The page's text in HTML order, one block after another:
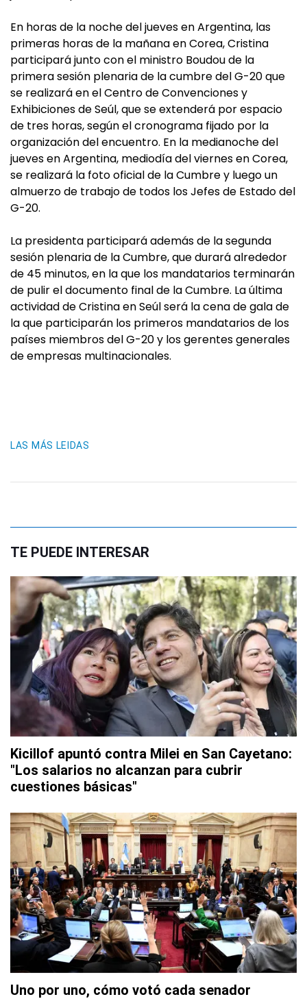
En horas de la noche del jueves en Argentina, las
primeras horas de la mañana en Corea, Cristina
participará junto con el ministro Boudou de la
primera sesión plenaria de la cumbre del G-20 que
se realizará en el Centro de Convenciones y
Exhibiciones de Seúl, que se extenderá por espacio
de tres horas, según el cronograma fijado por la
organización del encuentro. En la medianoche del
jueves en Argentina, mediodía del viernes en Corea,
se realizará la foto oficial de la Cumbre y luego un
almuerzo de trabajo de todos los Jefes de Estado del
G-20.
La presidenta participará además de la segunda
sesión plenaria de la Cumbre, que durará alrededor
de 45 minutos, en la que los mandatarios terminarán
de pulir el documento final de la Cumbre. La última
actividad de Cristina en Seúl será la cena de gala de
la que participarán los primeros mandatarios de los
países miembros del G-20 y los gerentes generales
de empresas multinacionales.
LAS MÁS LEIDAS
TE PUEDE INTERESAR
Kicillof apuntó contra Milei en San Cayetano:
"Los salarios no alcanzan para cubrir
cuestiones básicas"
Uno por uno, cómo votó cada senador